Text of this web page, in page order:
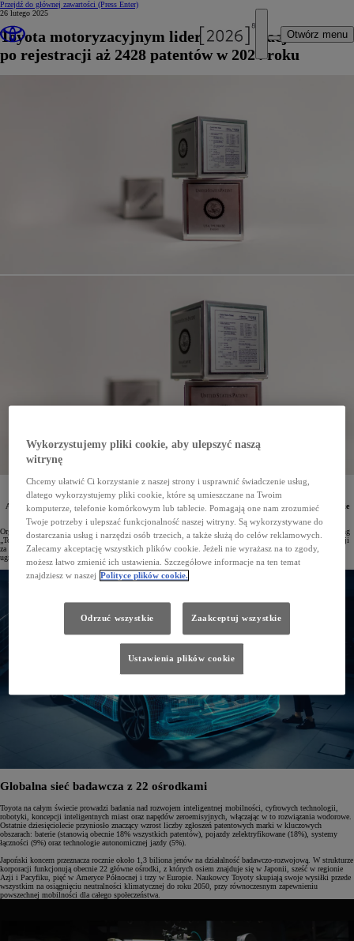
Przejdź do głównej zawartości (Press Enter)
Otwórz menu
26 lutego 2025
Toyota motoryzacyjnym liderem innowacji w USA
po rejestracji aż 2428 patentów w 2024 roku
Toyota już po raz 11. z rzędu znalazła się na szczycie zestawienia patentowego wśród wszystkich
producentów samochodów w USA. Według najnowszego rankingu Intellectual Property Owners
Association Toyota utrzymała dominującą pozycję w sektorze motoryzacyjnym, zajmując jednocześnie
10. miejsce w klasyfikacji obejmującej wszystkie gałęzie przemysłu.
Organizacja non-profit Intellectual Property Owners Association nieprzerwanie od 1972 roku publikuje ranking
„Top 300 Organizations Granted U.S. Patents”, w którym Toyota regularnie zajmuje czołowe lokaty. W edycji
za 2024 rok największy światowy producent aut zarejestrował 2428 wniosków patentowych, co ponownie
ugruntowało pozycję Toyoty jako lidera innowacyjności w amerykańskim przemyśle samochodowym.
Globalna sieć badawcza z 22 ośrodkami
Toyota na całym świecie prowadzi badania nad rozwojem inteligentnej mobilności, cyfrowych technologii,
robotyki, koncepcji inteligentnych miast oraz napędów zeroemisyjnych, włączając w to rozwiązania wodorowe.
Ostatnie dziesięciolecie przyniosło znaczący wzrost liczby zgłoszeń patentowych marki w kluczowych
obszarach: baterie (stanowią obecnie 18% wszystkich patentów), pojazdy zelektryfikowane (18%), systemy
łączności (9%) oraz technologie autonomicznej jazdy (5%).
Japoński koncern przeznacza rocznie około 1,3 biliona jenów na działalność badawczo-rozwojową. W strukturze
korporacji funkcjonują obecnie 22 główne ośrodki, z których osiem znajduje się w Japonii, sześć w regionie
Azji i Pacyfiku, pięć w Ameryce Północnej i trzy w Europie. Naukowcy Toyoty skupiają swoje wysiłki przede
wszystkim na osiągnięciu neutralności klimatycznej do roku 2050, przy równoczesnym zapewnieniu
powszechnej mobilności dla całego społeczeństwa.
Wykorzystujemy pliki cookie, aby ulepszyć naszą
witrynę
Chcemy ułatwić Ci korzystanie z naszej strony i usprawnić świadczenie usług,
dlatego wykorzystujemy pliki cookie, które są umieszczane na Twoim
komputerze, telefonie komórkowym lub tablecie. Pomagają one nam zrozumieć
Twoje potrzeby i ulepszać funkcjonalność naszej witryny. Są wykorzystywane do
dostarczania usług i narzędzi osób trzecich, a także służą do celów reklamowych.
Zalecamy akceptację wszystkich plików cookie. Jeżeli nie wyrażasz na to zgody,
możesz łatwo zmienić ich ustawienia. Szczegółowe informacje na ten temat
znajdziesz w naszej Polityce plików cookie.
Odrzuć wszystkie Zaakceptuj wszystkie
Ustawienia plików cookie